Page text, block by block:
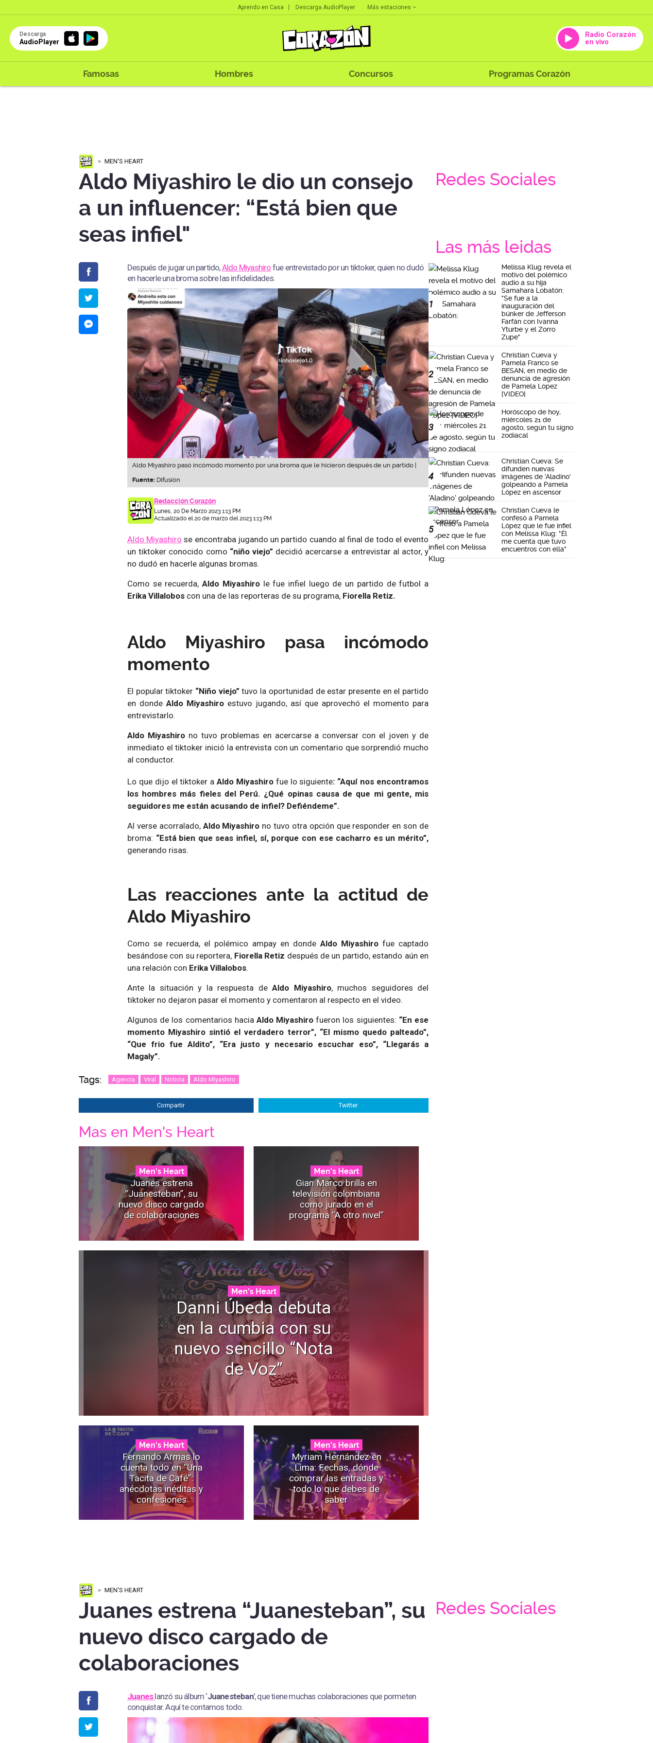
Aprendo en Casa Descarga AudioPlayer Más estaciones
Descarga
AudioPlayer
Radio Corazón
en vivo
Famosas Hombres Concursos Programas Corazón
MEN'S HEART
Aldo Miyashiro le dio un consejo
a un influencer: “Está bien que
seas infiel"
Después de jugar un partido,Aldo Miyashiro fue entrevistado por un tiktoker, quien no dudó
en hacerle una broma sobre las infidelidades.
Aldo Miyashiro pasó incómodo momento por una broma que le hicieron después de un partido |
Fuente: Difusión
Redacción Corazón
Lunes, 20 De Marzo 2023 1:13 PM
Actualizado el 20 de marzo del 2023 1:13 PM
Aldo Miyashiro se encontraba jugando un partido cuando al final de todo el evento
un tiktoker conocido como “niño viejo” decidió acercarse a entrevistar al actor, y
no dudó en hacerle algunas bromas.
Como se recuerda,Aldo Miyashirole fue infiel luego de un partido de futbol a
Erika Villalobos con una de las reporteras de su programa, Fiorella Retiz.
Aldo Miyashiro pasa incómodo
momento
El popular tiktoker “Niño viejo” tuvo la oportunidad de estar presente en el partido
en donde Aldo Miyashiro estuvo jugando, así que aprovechó el momento para
entrevistarlo.
Aldo Miyashirono tuvo problemas en acercarse a conversar con el joven y de
inmediato el tiktoker inició la entrevista con un comentario que sorprendió mucho
al conductor.
Lo que dijo el tiktoker aAldo Miyashirofue lo siguiente: “Aquí nos encontramos
los hombres más fieles del Perú. ¿Qué opinas causa de que mi gente, mis
seguidores me están acusando de infiel? Defiéndeme”.
Al verse acorralado, Aldo Miyashiro no tuvo otra opción que responder en son de
broma: “Está bien que seas infiel, sí, porque con ese cacharro es un mérito”,
generando risas.
Las reacciones ante la actitud de
Aldo Miyashiro
Como se recuerda, el polémico ampay en donde Aldo Miyashiro fue captado
besándose con su reportera, Fiorella Retiz después de un partido, estando aún en
una relación con Erika Villalobos.
Ante la situación y la respuesta deAldo Miyashiro, muchos seguidores del
tiktoker no dejaron pasar el momento y comentaron al respecto en el video.
Algunos de los comentarios hacia Aldo Miyashiro fueron los siguientes: “En ese
momento Miyashiro sintió el verdadero terror”, “El mismo quedo palteado”,
“Que frio fue Aldito”, “Era justo y necesario escuchar eso”, “Llegarás a
Magaly”.
Tags: Agencia Viral Noticia Aldo Miyashiro
Compartir Twitter
Mas en Men's Heart
Men's Heart
Juanes estrena
“Juanesteban”, su
nuevo disco cargado
de colaboraciones
Men's Heart
Gian Marco brilla en
televisión colombiana
como jurado en el
programa “A otro nivel”
Men's Heart
Danni Úbeda debuta
en la cumbia con su
nuevo sencillo “Nota
de Voz”
Men's Heart
Fernando Armas lo
cuenta todo en “Una
Tacita de Café”:
anécdotas inéditas y
confesiones
Men's Heart
Myriam Hernández en
Lima: Fechas, dónde
comprar las entradas y
todo lo que debes de
saber
Redes Sociales
Las más leidas
1
Melissa Klug revela el
motivo del polémico
audio a su hija
Samahara Lobatón:
"Se fue a la
inauguración del
búnker de Jefferson
Farfán con Ivanna
Yturbe y el Zorro
Zupe"
2
Christian Cueva y
Pamela Franco se
BESAN, en medio de
denuncia de agresión
de Pamela López
[VIDEO]
3
Horóscopo de hoy,
miércoles 21 de
agosto, según tu signo
zodiacal
4
Christian Cueva: Se
difunden nuevas
imágenes de 'Aladino'
golpeando a Pamela
López en ascensor
5
Christian Cueva le
confesó a Pamela
López que le fue infiel
con Melissa Klug: "Él
me cuenta que tuvo
encuentros con ella"
MEN'S HEART
Juanes estrena “Juanesteban”, su
nuevo disco cargado de
colaboraciones
Juaneslanzó su álbum ‘Juanesteban’, que tiene muchas colaboraciones que pormeten
conquistar. Aquí te contamos todo.
Redes Sociales